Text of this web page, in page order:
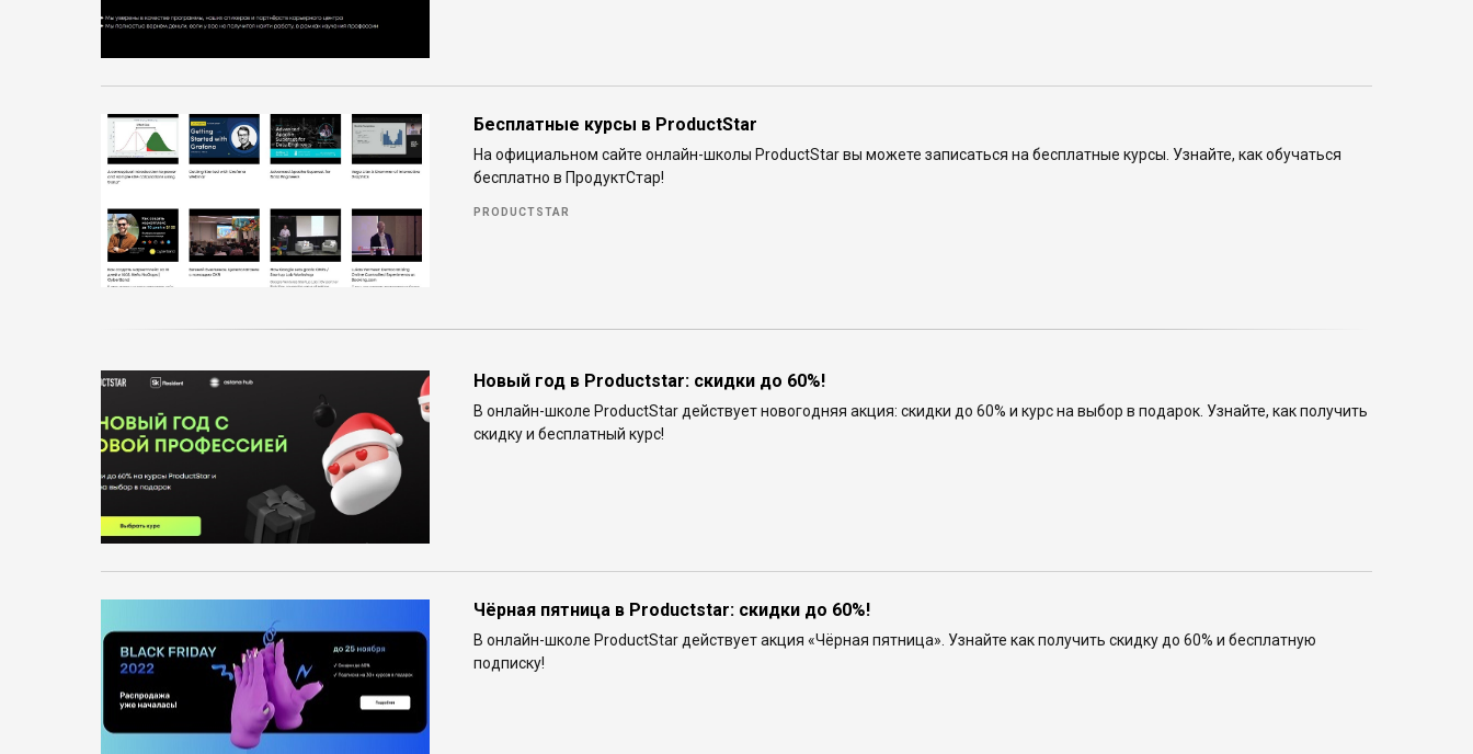
Бесплатные курсы в ProductStar
На официальном сайте онлайн-школы ProductStar вы можете записаться на бесплатные курсы. Узнайте, как обучаться
бесплатно в ПродуктСтар!
PRODUCTSTAR
Новый год в Productstar: скидки до 60%!
В онлайн-школе ProductStar действует новогодняя акция: скидки до 60% и курс на выбор в подарок. Узнайте, как получить
скидку и бесплатный курс!
Чёрная пятница в Productstar: скидки до 60%!
В онлайн-школе ProductStar действует акция «Чёрная пятница». Узнайте как получить скидку до 60% и бесплатную
подписку!